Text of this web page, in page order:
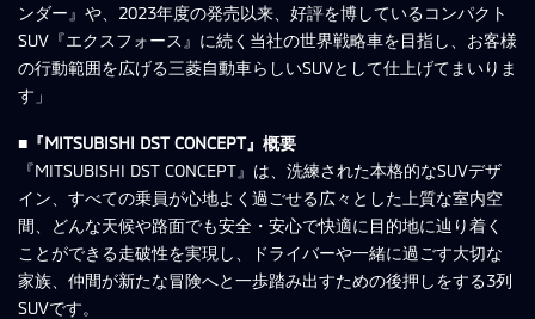
ンダー』や、2023年度の発売以来、好評を博しているコンパクト
SUV『エクスフォース』に続く当社の世界戦略車を目指し、お客様
の行動範囲を広げる三菱自動車らしいSUVとして仕上げてまいりま
す」
■『MITSUBISHI DST CONCEPT』概要
『MITSUBISHI DST CONCEPT』は、洗練された本格的なSUVデザ
イン、すべての乗員が心地よく過ごせる広々とした上質な室内空
間、どんな天候や路面でも安全・安心で快適に目的地に辿り着く
ことができる走破性を実現し、ドライバーや一緒に過ごす大切な
家族、仲間が新たな冒険へと一歩踏み出すための後押しをする3列
SUVです。